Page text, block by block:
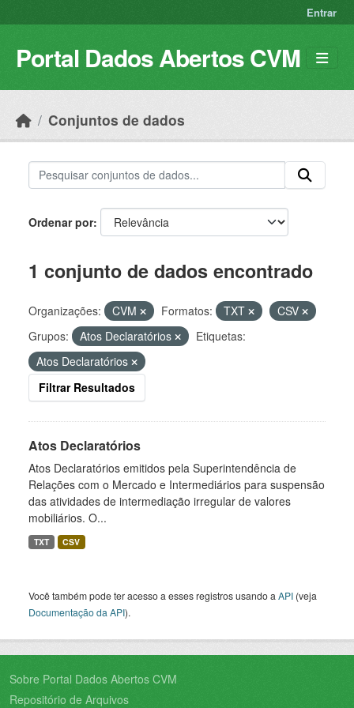
Entrar
Portal Dados Abertos CVM
Conjuntos de dados
Ordenar por
1 conjunto de dados encontrado
Organizações: CVM Formatos: TXT
CSV
Grupos:
Atos Declaratórios
Etiquetas:
Atos Declaratórios
Filtrar Resultados
Atos Declaratórios
Atos Declaratórios emitidos pela Superintendência de
Relações com o Mercado e Intermediários para suspensão
das atividades de intermediação irregular de valores
mobiliários. O...
TXT CSV
Você também pode ter acesso a esses registros usando a API (veja
Documentação da API).
Sobre Portal Dados Abertos CVM
Repositório de Arquivos